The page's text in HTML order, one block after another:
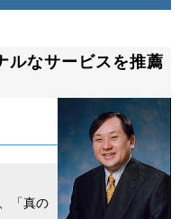
ルなサービスを推薦
「真の